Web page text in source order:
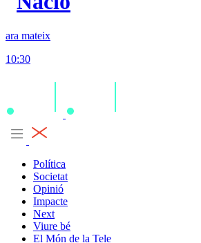
ara mateix
10:30
Política
Societat
Opinió
Impacte
Next
Viure bé
El Món de la Tele